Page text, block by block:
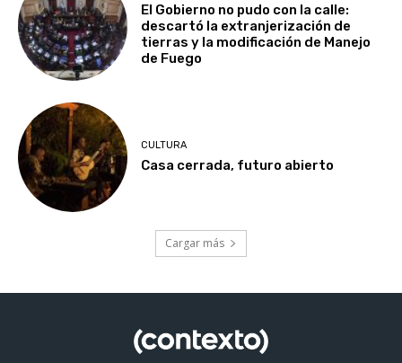
El Gobierno no pudo con la calle:
descartó la extranjerización de
tierras y la modificación de Manejo
de Fuego
CULTURA
Casa cerrada, futuro abierto
Cargar más